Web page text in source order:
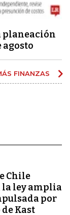
planeación
agosto
FINANZAS
Chile
la ley amplia
por
Kast